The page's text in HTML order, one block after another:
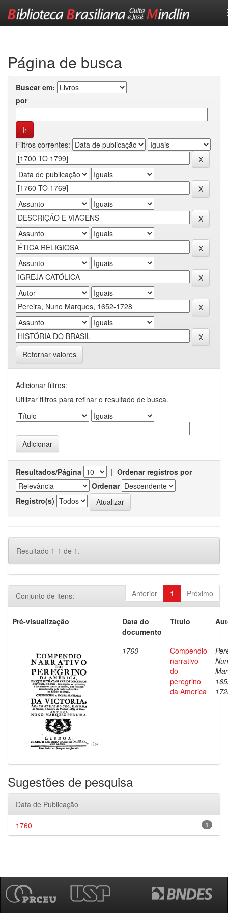
Página de busca
Buscar em:
por
Filtros correntes:
Retornar valores
Adicionar filtros:
Utilizar filtros para refinar o resultado de busca.
Resultados/Página | Ordenar registros por
Ordenar
Registro(s)
Resultado 1-1 de 1.
Anterior 1 Próximo
Conjunto de itens:
Pré-visualização
Data do
documento
Título
1760
Compendio
narrativo
do
peregrino
da America
Sugestões de pesquisa
Data de Publicação
1
1760